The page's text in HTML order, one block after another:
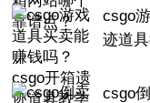
csgo
迹道
csgo